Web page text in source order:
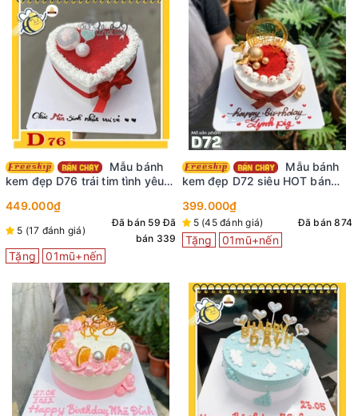
kem đẹp D76 trái tim tình yêu
449.000₫
5 (17 đánh giá)
Đã bán 59 Đã
bán 339
Tặng 01mũ+nến
kem đẹp D72 siêu HOT bán
399.000₫
5 (45 đánh giá) Đã bán 874
Tặng 01mũ+nến